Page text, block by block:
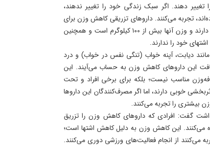
دهند. اگر سبک زندگی خود را تغییر ندهند،
تجربه می‌کنند. داروهای تزریقی کاهش وزن برای
افرادی مناسب است که BMI بالای ۳۵ تا ۴۰ دارند و وزن آنها بیش از ۱۰۰ کیلوگرم است و همچنین
خود را ندارند.
مانند دیابت، آپنه خواب (تنگی نفس در خواب) و درد
این داروهای کاهش وزن به حساب می‌آیند. این
مناسب نیست؛ بلکه برای برخی افراد و تحت
خوبی دارند، اما اگر مصرف‌کنندگان این داروها
بیشتری را تجربه می‌کنند.
گفت: افرادی که داروهای کاهش وزن را تزریق
می‌کنند. این کاهش وزن به دلیل کاهش اشتها است؛
می‌کنند از انجام فعالیت‌های ورزشی دوری می‌کنند.